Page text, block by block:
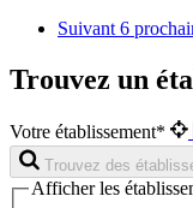
Suivant 6
Trouvez un
Votre établissement*
Trouvez des
Afficher les